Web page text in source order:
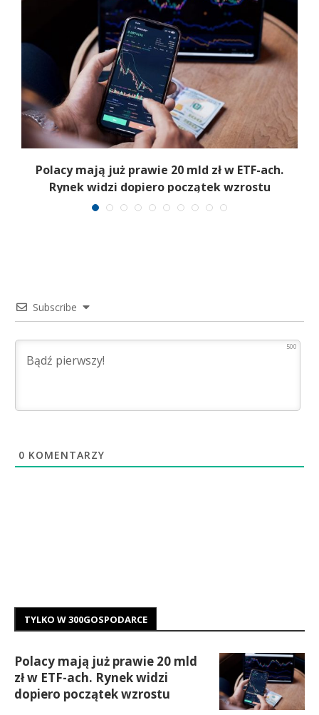
Polacy mają już prawie 20 mld zł w ETF-ach.
Rynek widzi dopiero początek wzrostu
Subscribe
500
0 KOMENTARZY
TYLKO W 300GOSPODARCE
Polacy mają już prawie 20 mld
zł w ETF-ach. Rynek widzi
dopiero początek wzrostu